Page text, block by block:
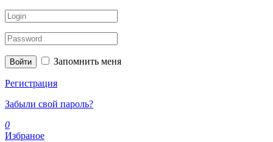
Войти Запомнить меня
Регистрация
Забыли свой пароль?
0
Избраное